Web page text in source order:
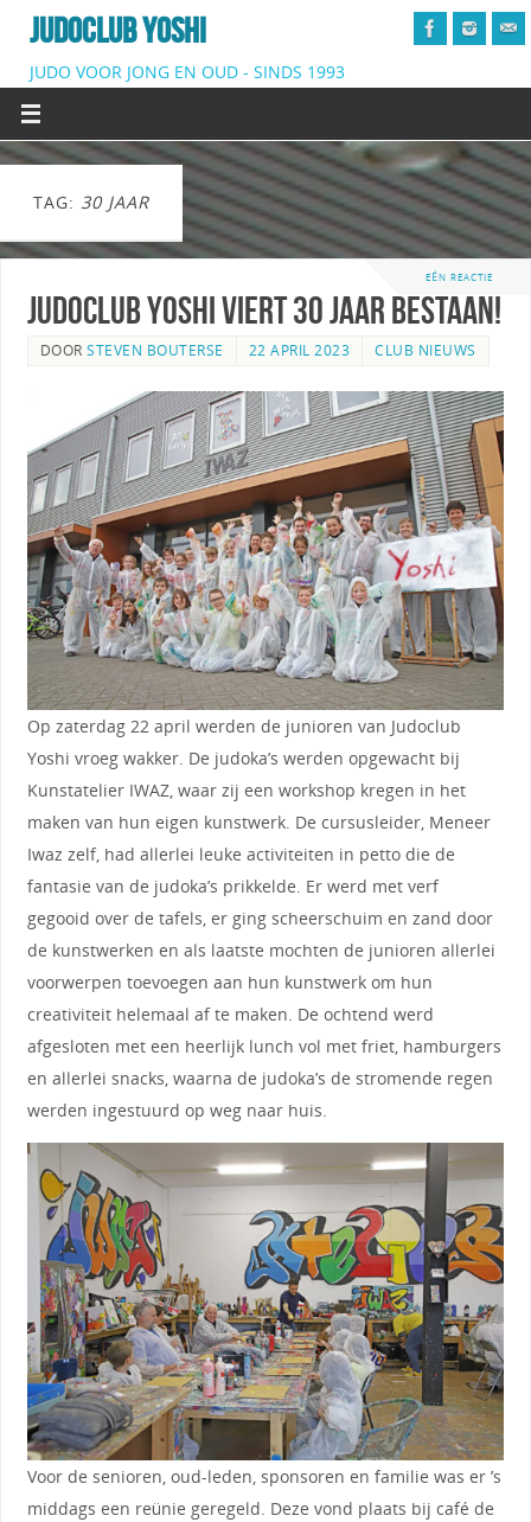
JUDOCLUB YOSHI
JUDO VOOR JONG EN OUD - SINDS 1993
TAG: 30 JAAR
EÉN REACTIE
Judoclub Yoshi viert 30 jaar bestaan!
DOORSTEVEN BOUTERSE 22 APRIL 2023 CLUB NIEUWS
Op zaterdag 22 april werden de junioren van Judoclub
Yoshi vroeg wakker. De judoka’s werden opgewacht bij
Kunstatelier IWAZ, waar zij een workshop kregen in het
maken van hun eigen kunstwerk. De cursusleider, Meneer
Iwaz zelf, had allerlei leuke activiteiten in petto die de
fantasie van de judoka’s prikkelde. Er werd met verf
gegooid over de tafels, er ging scheerschuim en zand door
de kunstwerken en als laatste mochten de junioren allerlei
voorwerpen toevoegen aan hun kunstwerk om hun
creativiteit helemaal af te maken. De ochtend werd
afgesloten met een heerlijk lunch vol met friet, hamburgers
en allerlei snacks, waarna de judoka’s de stromende regen
werden ingestuurd op weg naar huis.
Voor de senioren, oud-leden, sponsoren en familie was er ’s
middags een reünie geregeld. Deze vond plaats bij café de